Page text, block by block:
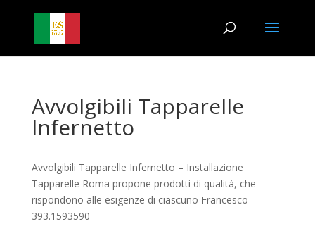
Avvolgibili Tapparelle
Infernetto
Avvolgibili Tapparelle Infernetto – Installazione
Tapparelle Roma propone prodotti di qualità, che
rispondono alle esigenze di ciascuno Francesco
393.1593590